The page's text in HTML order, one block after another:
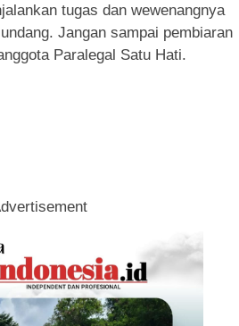
tugas dan wewenangnya
Jangan sampai pembiaran
Paralegal Satu Hati.